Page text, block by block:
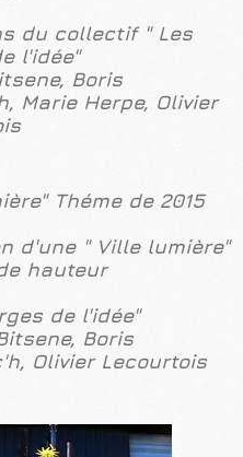
du collectif " Les
l'idée"
Boris
Marie Herpe, Olivier
Théme de 2015
d'une " Ville lumière"
hauteur
de l'idée"
Boris
Olivier Lecourtois